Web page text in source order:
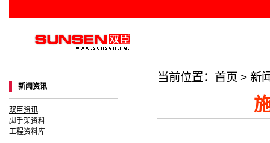
新闻资讯
双臣资讯
脚手架资料
工程资料库
当前位置： 首页 > 新